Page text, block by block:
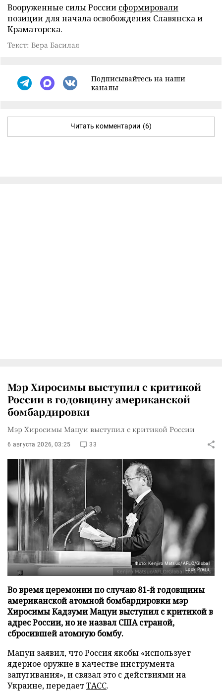
Вооруженные силы России сформировали
позиции для начала освобождения Славянска и
Краматорска.
Текст: Вера Басилая
Подписывайтесь на наши
каналы
Читать комментарии (6)
Мэр Хиросимы выступил с критикой
России в годовщину американской
бомбардировки
Мэр Хиросимы Мацуи выступил с критикой России
6 августа 2026, 03:25 33
Фото: Kenjiro Matsuo/AFLO/Global
Look Press
Во время церемонии по случаю 81-й годовщины
американской атомной бомбардировки мэр
Хиросимы Кадзуми Мацуи выступил с критикой в
адрес России, но не назвал США страной,
сбросившей атомную бомбу.
Мацуи заявил, что Россия якобы «использует
ядерное оружие в качестве инструмента
запугивания», и связал это с действиями на
Украине, передаетТАСС.